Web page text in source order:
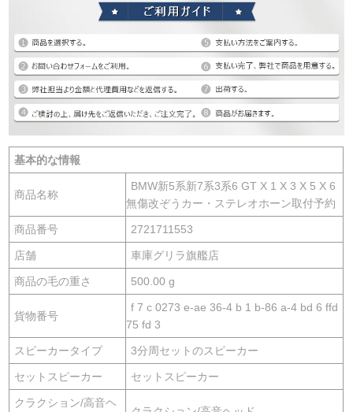
基本的な情報
商品名称
BMW新5系新7系3系6 GT X 1 X 3 X 5 X 6
無傷改ぞうカー・ステレオホーン取付予約
商品番号 2721711553
店舗 車庫グリラ旗艦店
商品の毛の重さ 500.00 g
貨物番号
f 7 c 0273 e-ae 36-4 b 1 b-86 a-4 bd 6 ffd
75 fd 3
スピーカータイプ 3分周セットのスピーカー
セットスピーカー セットスピーカー
クラクション/高音ヘ